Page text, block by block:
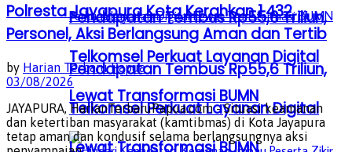
Pendapatan Tembus Rp55,6 Triliun,
Telkomsel Perkuat Layanan Digital
Lewat Transformasi BUMN
Pendapatan Tembus Rp55,6 Triliun,
Telkomsel Perkuat Layanan Digital
Lewat Transformasi BUMN
Polresta Jayapura Kota Kerahkan 1.432
Personel, Aksi Berlangsung Aman dan Tertib
by Harian Terbaru Papua
03/08/2026
JAYAPURA, HarianTerbaruPapua.com - Situasi keamanan
dan ketertiban masyarakat (kamtibmas) di Kota Jayapura
tetap aman dan kondusif selama berlangsungnya aksi